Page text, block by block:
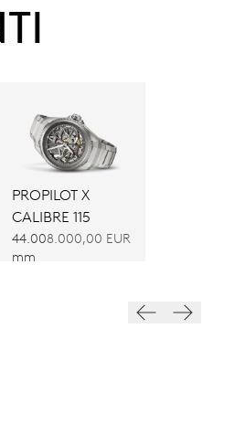
PROPILOT X
CALIBRE 115
44.00
mm
8.000,00 EUR